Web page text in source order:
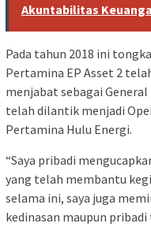
Akuntabilitas
Pada tahun 2018 ini
Pertamina EP Asset 2
menjabat sebagai General
telah dilantik menjadi
Pertamina Hulu Energi.
“Saya pribadi
yang telah membantu
selama ini, saya juga
kedinasan maupun